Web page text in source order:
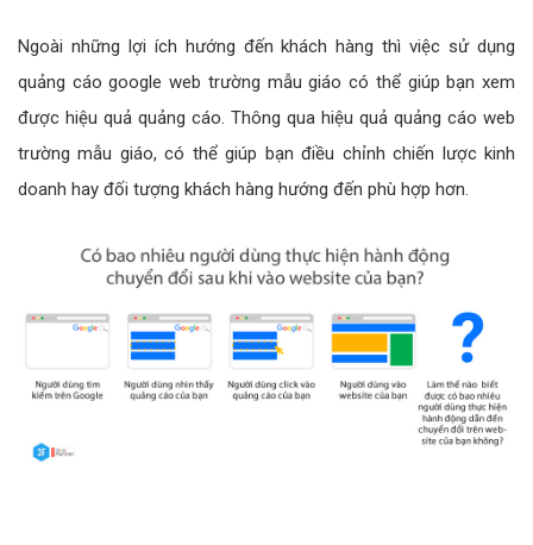
Ngoài những lợi ích hướng đến khách hàng thì việc sử dụng
quảng cáo google web trường mẫu giáo có thể giúp bạn xem
được hiệu quả quảng cáo. Thông qua hiệu quả quảng cáo web
trường mẫu giáo, có thể giúp bạn điều chỉnh chiến lược kinh
doanh hay đối tượng khách hàng hướng đến phù hợp hơn.